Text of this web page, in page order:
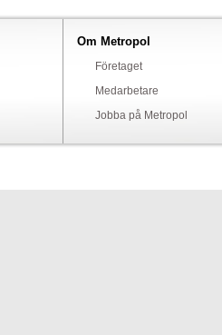
Om Metropol
Företaget
Medarbetare
Jobba på Metropol